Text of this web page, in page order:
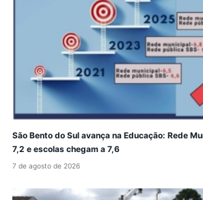
São Bento do Sul avança na Educação: Rede
7,2 e escolas chegam a 7,6
7 de agosto de 2026